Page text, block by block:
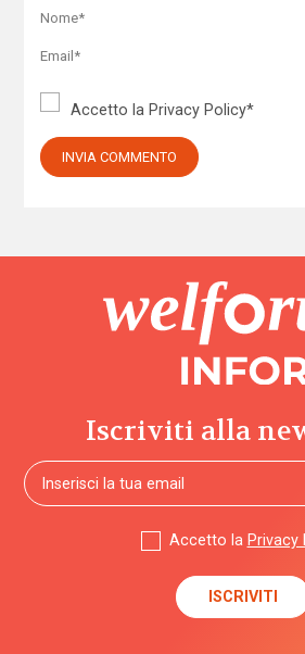
Accetto la Privacy Policy*
Iscriviti alla
Accetto la Privacy